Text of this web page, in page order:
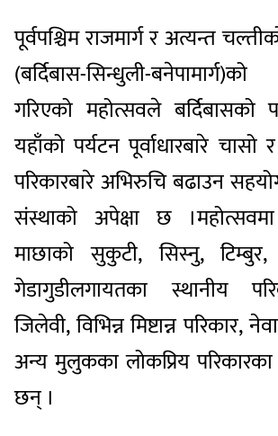
पूर्वपश्चिम राजमार्ग र अत्यन्त
(बर्दिबास-सिन्धुली-
गरिएको महोत्सवले बर्दिबासको
यहाँको पर्यटन पूर्वाधारबारे चासो
परिकारबारे अभिरुचि बढाउन
संस्थाको अपेक्षा छ ।महोत्सवमा
माछाको सुकुटी, सिस्नु, टिम्बुर,
गेडागुडीलगायतका स्थानीय
जिलेवी, विभिन्न मिष्टान्न परिकार,
अन्य मुलुकका लोकप्रिय
छन् ।